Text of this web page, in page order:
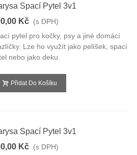
Spací Pytel 3v1
Kč (s DPH)
pytel pro kočky, psy a jiné domácí
Lze ho využít jako pelíšek, spací
nebo jako deku.
Přidat Do Košíku
Spací Pytel 3v1
Kč (s DPH)